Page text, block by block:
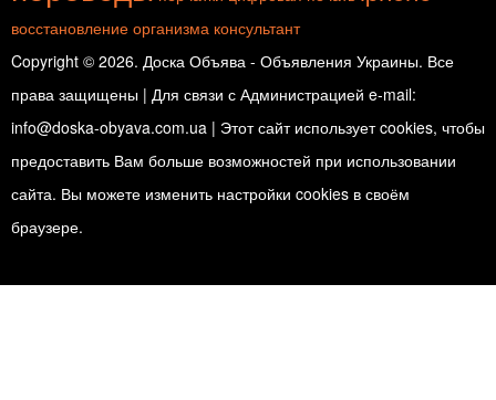
восстановление организма консультант
Copyright © 2026. Доска Объява - Объявления Украины. Все
права защищены | Для связи с Администрацией e-mail:
info@doska-obyava.com.ua | Этот сайт использует cookies, чтобы
предоставить Вам больше возможностей при использовании
сайта. Вы можете изменить настройки cookies в своём
браузере.